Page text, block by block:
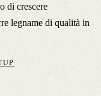
di crescere
legname di qualità in